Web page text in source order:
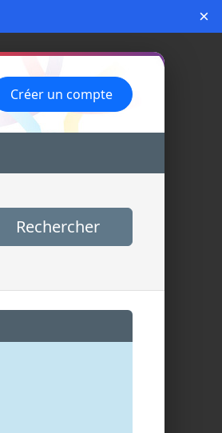
×
Créer un compte
Rechercher